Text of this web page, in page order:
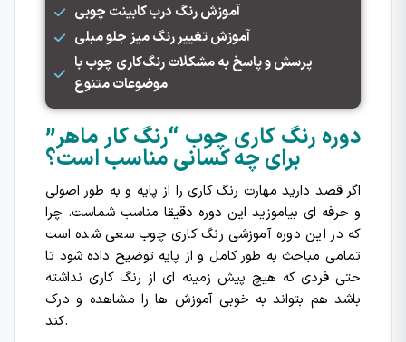
آموزش رنگ درب کابینت چوبی
آموزش تغییر رنگ میز جلو مبلی
پرسش و پاسخ به مشکلات رنگ‌کاری چوب با
موضوعات متنوع
دوره رنگ کاری چوب “رنگ کار ماهر”
برای چه کسانی مناسب است؟
اگر قصد دارید مهارت رنگ کاری را از پایه و به طور اصولی
و حرفه ای بیاموزید این دوره دقیقا مناسب شماست. چرا
که در این دوره آموزشی رنگ کاری چوب سعی شده است
تمامی مباحث به طور کامل و از پایه توضیح داده شود تا
حتی فردی که هیچ پیش زمینه ای از رنگ کاری نداشته
باشد هم بتواند به خوبی آموزش ها را مشاهده و درک
کند.